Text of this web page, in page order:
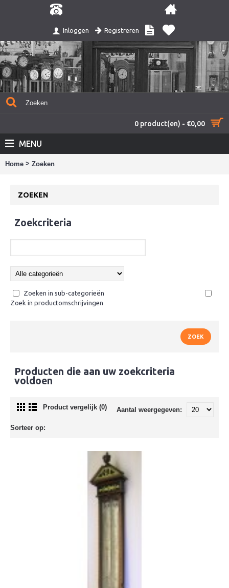
Inloggen Registreren
0 product(en) - €0,00
MENU
Home > Zoeken
ZOEKEN
Zoekcriteria
Zoeken in sub-categorieën
Zoek in productomschrijvingen
Producten die aan uw zoekcriteria
voldoen
Product vergelijk (0) Aantal weergegeven:
Sorteer op: